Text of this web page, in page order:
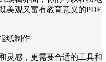
美观又富有教育意义的PDF
灵感，更需要合适的工具和